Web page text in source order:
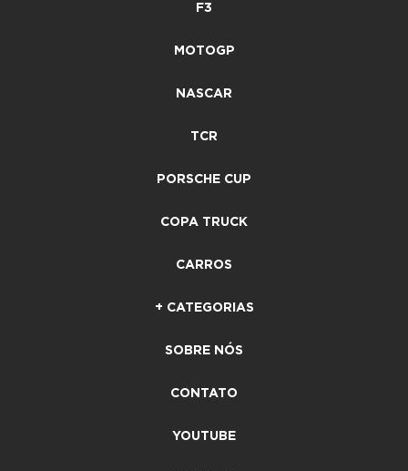
F3
MOTOGP
NASCAR
TCR
PORSCHE CUP
COPA TRUCK
CARROS
+ CATEGORIAS
SOBRE NÓS
CONTATO
YOUTUBE